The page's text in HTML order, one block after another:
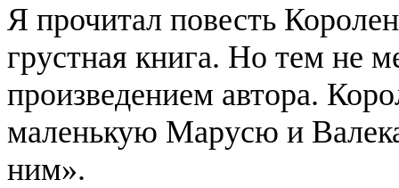
Я прочитал повесть
грустная книга. Но тем не
произведением автора.
маленькую Марусю и
ним».